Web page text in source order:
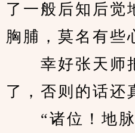
了一般后知后觉
胸脯，莫名有些
幸好张天师
了，否则的话还
“诸位！地脉